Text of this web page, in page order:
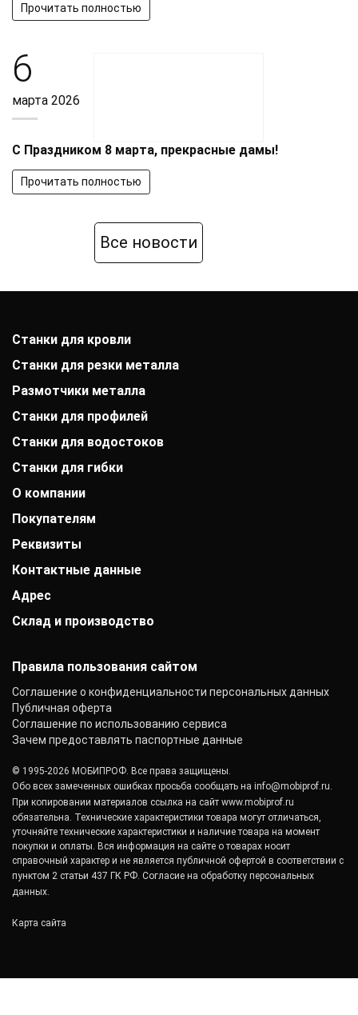
Прочитать полностью
6
марта 2026
С Праздником 8 марта, прекрасные дамы!
Прочитать полностью
Все новости
Станки для кровли
Станки для резки металла
Размотчики металла
Станки для профилей
Станки для водостоков
Станки для гибки
О компании
История компании
Выставки
Заказчики
Вакансии
Контакты
Покупателям
Оплата
Гарантии
Акции
Статьи
Реквизиты
АО «Райффайзенбанк»
Р/с: 40702810000000001118
К/с: 30101810200000000700
ОКПО: 40276717
Контактные данные
+7 (800) 333-41-10
График работы:
Адрес
Барнаул, улица Матросова, 9Б/3
Склад и производство
Правила пользования сайтом
Соглашение о конфиденциальности персональных данных
Публичная оферта
Соглашение по использованию сервиса
Зачем предоставлять паспортные данные
© 1995-2026 МОБИПРОФ. Все права защищены.
Обо всех замеченных ошибках просьба сообщать на info@mobiprof.ru.
При копировании материалов ссылка на сайт www.mobiprof.ru
обязательна. Технические характеристики товара могут отличаться,
уточняйте технические характеристики и наличие товара на момент
покупки и оплаты. Вся информация на сайте о товарах носит
справочный характер и не является публичной офертой в соответствии с
пунктом 2 статьи 437 ГК РФ. Согласие на обработку персональных
данных.
Карта сайта